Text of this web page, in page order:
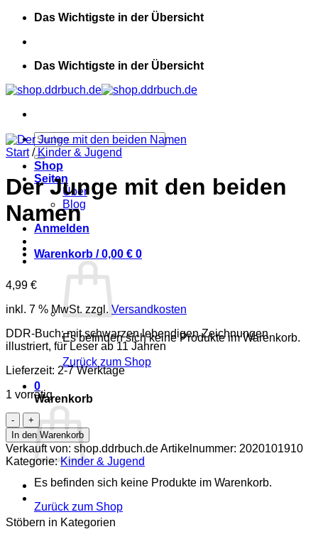
Zum
springen
Das Wichtigste in der Übersicht
Das Wichtigste in der Übersicht
Suchen
nach:
Shop
Seiten
Über
Blog
Anmelden
Warenkorb /0,00 € 0
Es befinden sich keine Produkte im Warenkorb.
Zurück zum Shop
0
Warenkorb
Es befinden sich keine Produkte im Warenkorb.
Zurück zum Shop
Start / Kinder & Jugend
Der Junge mit den beiden
Namen
4,99 €
inkl. 7 % MwSt. zzgl. Versandkosten
DDR-Buch; mit schwarzen lebendigen Zeichnungen
illustriert, für Leser ab 11 Jahren
Lieferzeit: 2-7 Werktage
1 vorrätig
Der
Junge
mit
den
beiden
Namen
Menge
In den Warenkorb
Verkauft von: shop.ddrbuch.deArtikelnummer: 2020101910
Kategorie:Kinder & Jugend
Stöbern in Kategorien